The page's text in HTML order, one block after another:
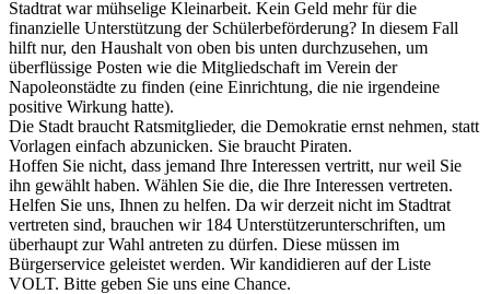
Stadtrat war mühselige Kleinarbeit. Kein Geld mehr für die
finanzielle Unterstützung der Schülerbeförderung? In diesem Fall
hilft nur, den Haushalt von oben bis unten durchzusehen, um
überflüssige Posten wie die Mitgliedschaft im Verein der
Napoleonstädte zu finden (eine Einrichtung, die nie irgendeine
positive Wirkung hatte).
Die Stadt braucht Ratsmitglieder, die Demokratie ernst nehmen, statt
Vorlagen einfach abzunicken. Sie braucht Piraten.
Hoffen Sie nicht, dass jemand Ihre Interessen vertritt, nur weil Sie
ihn gewählt haben. Wählen Sie die, die Ihre Interessen vertreten.
Helfen Sie uns, Ihnen zu helfen. Da wir derzeit nicht im Stadtrat
vertreten sind, brauchen wir 184 Unterstützerunterschriften, um
überhaupt zur Wahl antreten zu dürfen. Diese müssen im
Bürgerservice geleistet werden. Wir kandidieren auf der Liste
VOLT. Bitte geben Sie uns eine Chance.